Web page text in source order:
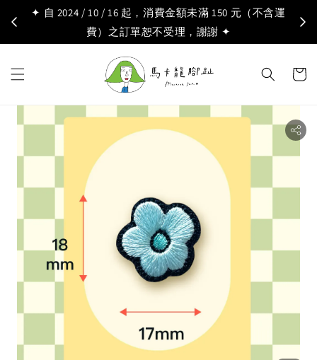
✦ 自 2024 / 10 / 16 起，消費金額未滿 150 元（不含運
費）之訂單恕不受理，謝謝 ✦